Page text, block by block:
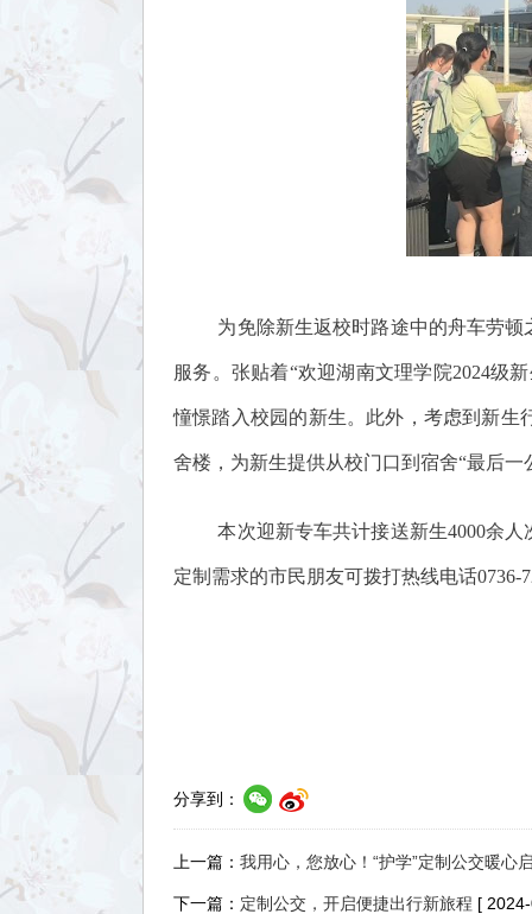
为免除新生返校时路途中的舟车劳
服务。张贴着“欢迎湖南文理学院2024级
憧憬踏入校园的新生。此外，考虑到新生
舍楼，为新生提供从校门口到宿舍“最后
本次迎新专车共计接送新生4000余
定制需求的市民朋友可拨打热线电话0736-
分享到：
上一篇： 我用心，您放心！“护学”定制公交暖心
下一篇： 定制公交，开启便捷出行新旅程 [